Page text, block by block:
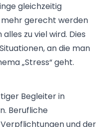
gleichzeitig
mehr gerecht werden
zu viel wird. Dies
an die man
„Stress“ geht.
Begleiter in
Berufliche
und der